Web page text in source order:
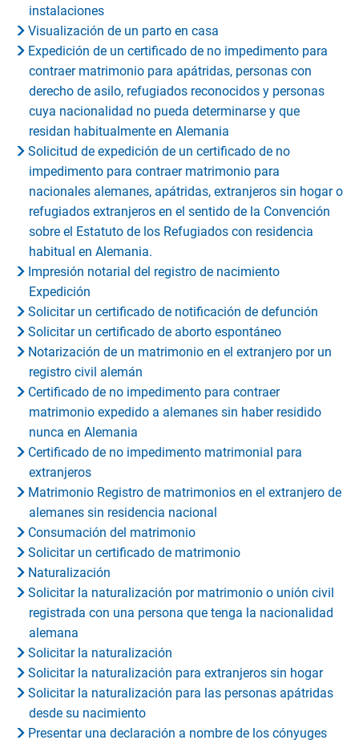
instalaciones
Visualización de un parto en casa
Expedición de un certificado de no impedimento para
contraer matrimonio para apátridas, personas con
derecho de asilo, refugiados reconocidos y personas
cuya nacionalidad no pueda determinarse y que
residan habitualmente en Alemania
Solicitud de expedición de un certificado de no
impedimento para contraer matrimonio para
nacionales alemanes, apátridas, extranjeros sin hogar o
refugiados extranjeros en el sentido de la Convención
sobre el Estatuto de los Refugiados con residencia
habitual en Alemania.
Impresión notarial del registro de nacimiento
Expedición
Solicitar un certificado de notificación de defunción
Solicitar un certificado de aborto espontáneo
Notarización de un matrimonio en el extranjero por un
registro civil alemán
Certificado de no impedimento para contraer
matrimonio expedido a alemanes sin haber residido
nunca en Alemania
Certificado de no impedimento matrimonial para
extranjeros
Matrimonio Registro de matrimonios en el extranjero de
alemanes sin residencia nacional
Consumación del matrimonio
Solicitar un certificado de matrimonio
Naturalización
Solicitar la naturalización por matrimonio o unión civil
registrada con una persona que tenga la nacionalidad
alemana
Solicitar la naturalización
Solicitar la naturalización para extranjeros sin hogar
Solicitar la naturalización para las personas apátridas
desde su nacimiento
Presentar una declaración a nombre de los cónyuges